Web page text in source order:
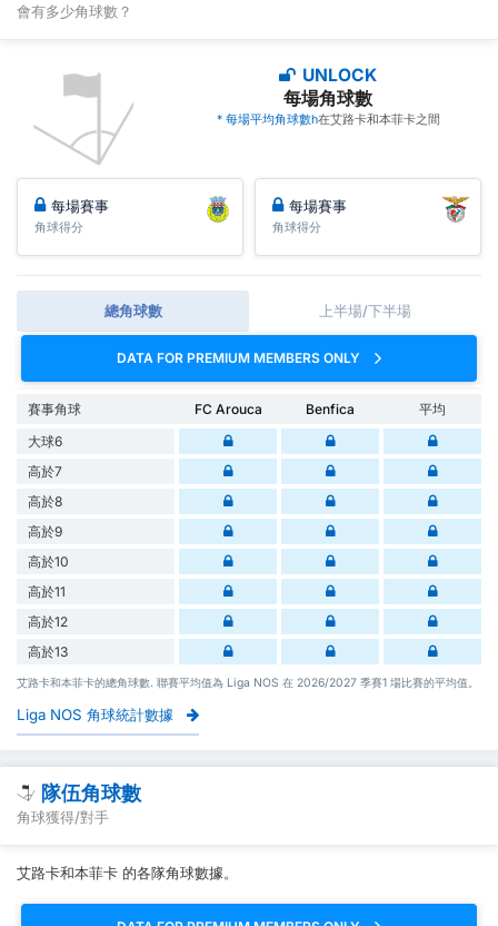
會有多少角球數？
UNLOCK
每場角球數
* 每場平均角球數h在艾路卡和本菲卡之間
每場賽事
角球得分
每場賽事
角球得分
總角球數 上半場/下半場
DATA FOR PREMIUM MEMBERS ONLY
賽事角球 FC Arouca Benfica
平均
大球6
高於7
高於8
高於9
高於10
高於11
高於12
高於13
艾路卡和本菲卡的總角球數. 聯賽平均值為 Liga NOS 在 2026/2027 季賽1 場比賽的平均值。
Liga NOS 角球統計數據
隊伍角球數
角球獲得/對手
艾路卡和本菲卡 的各隊角球數據。